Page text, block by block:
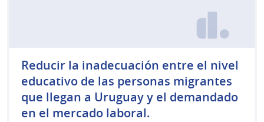
Reducir la inadecuación entre el nivel
educativo de las personas migrantes
que llegan a Uruguay y el demandado
en el mercado laboral.